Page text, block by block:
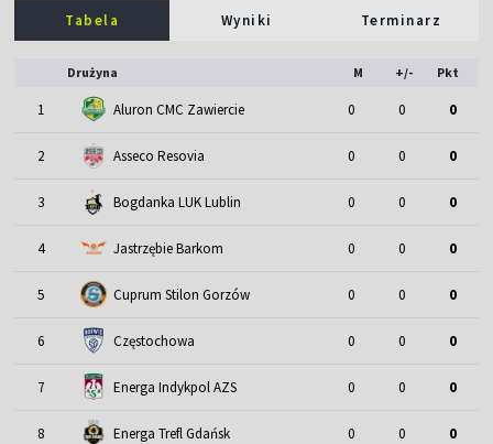
Tabela Wyniki Terminarz
Drużyna M +/- Pkt
1 Aluron CMC Zawiercie 0 0 0
2 Asseco Resovia 0 0 0
3 Bogdanka LUK Lublin 0 0 0
4 Jastrzębie Barkom 0 0 0
5 Cuprum Stilon Gorzów 0 0 0
6 Częstochowa 0 0 0
7 Energa Indykpol AZS 0 0 0
8 Energa Trefl Gdańsk 0 0 0